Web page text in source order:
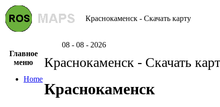
Краснокаменск - Скачать карту
08 - 08 - 2026
Главное
меню
Home
Краснокаменск - Скачать
Краснокаменск